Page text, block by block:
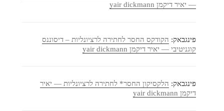
— יאיר דיקמן yair dickmann
פינגבאק: הקודקס החסר לחתירה לרציונליות – דיסוננס
קוגניטיבי — יאיר דיקמן yair dickmann
פינגבאק: הלקסיקון החסר* לחתירה לרציונליות — יאיר
דיקמן yair dickmann